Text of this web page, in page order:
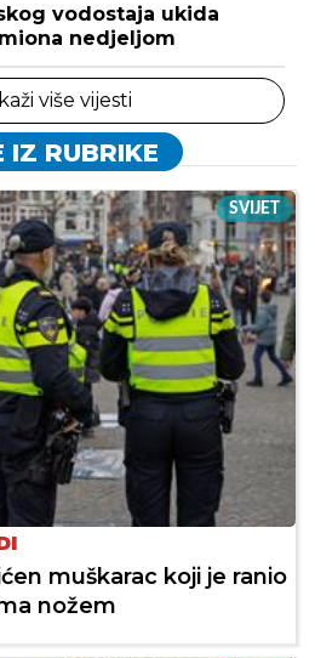
vodostaja ukida
nedjeljom
više vijesti
IZ RUBRIKE
SVIJET
muškarac koji je ranio
nožem